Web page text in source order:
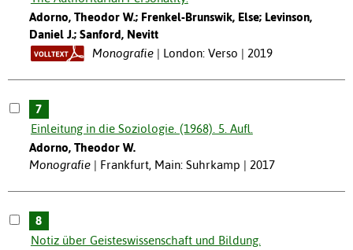
Adorno, Theodor W.; Frenkel-Brunswik, Else; Levinson,
Daniel J.; Sanford, Nevitt
Monografie
London: Verso | 2019
7
Einleitung in die Soziologie. (1968). 5. Aufl.
Adorno, Theodor W.
Monografie
Frankfurt, Main: Suhrkamp | 2017
8
Notiz über Geisteswissenschaft und Bildung.